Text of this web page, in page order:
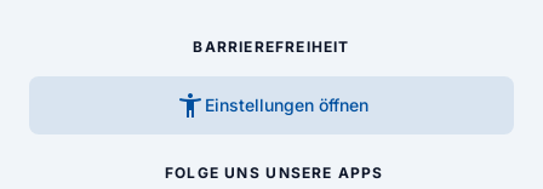
BARRIEREFREIHEIT
accessibility_new Einstellungen öffnen
FOLGE UNS UNSERE APPS